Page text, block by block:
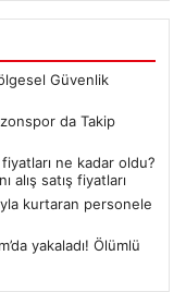
Güvenlik
da Takip
ne kadar oldu?
alış satış fiyatları
kurtaran personele
yakaladı! Ölümlü